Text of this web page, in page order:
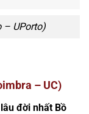
– UPorto)
– UC)
đời nhất Bồ